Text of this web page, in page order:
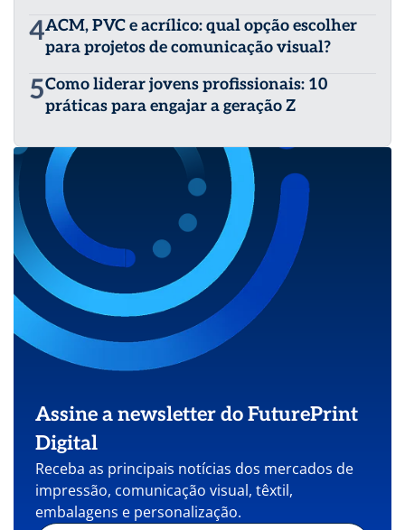
4ACM, PVC e acrílico: qual opção escolher
para projetos de comunicação visual?
5Como liderar jovens profissionais: 10
práticas para engajar a geração Z
Assine a newsletter do FuturePrint
Digital
Receba as principais notícias dos mercados de
impressão, comunicação visual, têxtil,
embalagens e personalização.